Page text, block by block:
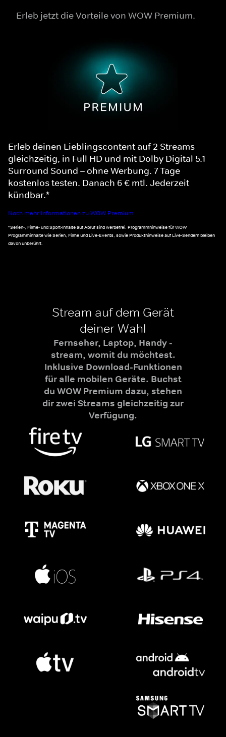
Erleb jetzt die Vorteile von WOW Premium.
Erleb deinen Lieblingscontent auf 2 Streams
gleichzeitig, in Full HD und mit Dolby Digital 5.1
Surround Sound – ohne Werbung. 7 Tage
kostenlos testen. Danach 6 € mtl. Jederzeit
kündbar.*
Noch mehr Informationen zu WOW Premium
*Serien-, Filme- und Sport-Inhalte auf Abruf sind werbefrei. Programmhinweise für WOW
Programminhalte wie Serien, Filme und Live-Events, sowie Produkthinweise auf Live-Sendern bleiben
davon unberührt.
Stream auf dem Gerät
deiner Wahl
Fernseher, Laptop, Handy -
stream, womit du möchtest.
Inklusive Download-Funktionen
für alle mobilen Geräte. Buchst
du WOW Premium dazu, stehen
dir zwei Streams gleichzeitig zur
Verfügung.